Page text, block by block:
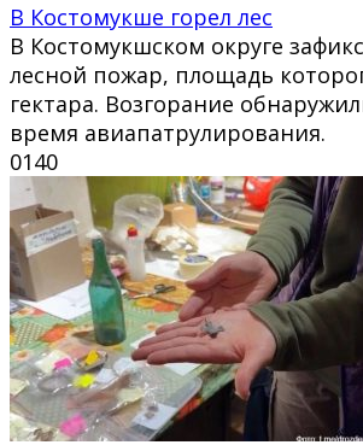
В Костомукше горел лес
В Костомукшском округе
лесной пожар, площадь
гектара. Возгорание
время авиапатрулирования.
0140